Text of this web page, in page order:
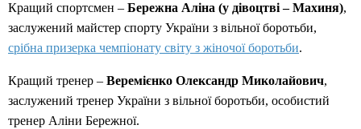
Кращий спортсмен – Бережна Аліна (у дівоцтві – Махиня),
заслужений майстер спорту України з вільної боротьби,
срібна призерка чемпіонату світу з жіночої боротьби.
Кращий тренер – Веремієнко Олександр Миколайович,
заслужений тренер України з вільної боротьби, особистий
тренер Аліни Бережної.